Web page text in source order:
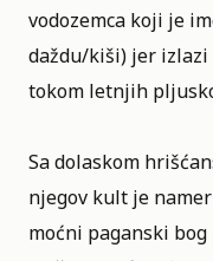
vodozemca koji je
daždu/kiši) jer
tokom letnjih
Sa dolaskom
njegov kult je
moćni paganski